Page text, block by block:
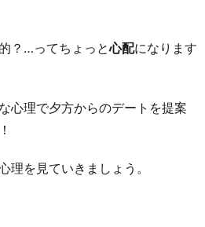
？…ってちょっと心配になります
心理で夕方からのデートを提案
理を見ていきましょう。